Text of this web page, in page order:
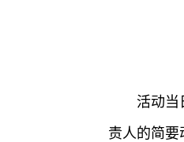
活动当
责人的简